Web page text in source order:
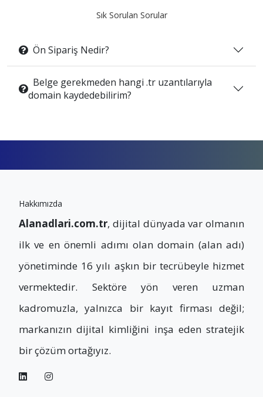
Sık Sorulan Sorular
Ön Sipariş Nedir?
Belge gerekmeden hangi .tr uzantılarıyla
domain kaydedebilirim?
Hakkımızda
Alanadlari.com.tr, dijital dünyada var olmanın
ilk ve en önemli adımı olan domain (alan adı)
yönetiminde 16 yılı aşkın bir tecrübeyle hizmet
vermektedir. Sektöre yön veren uzman
kadromuzla, yalnızca bir kayıt firması değil;
markanızın dijital kimliğini inşa eden stratejik
bir çözüm ortağıyız.